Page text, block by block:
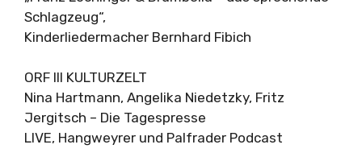
Schlagzeug“,
Kinderliedermacher Bernhard Fibich
ORF III KULTURZELT
Nina Hartmann, Angelika Niedetzky, Fritz
Jergitsch – Die Tagespresse
LIVE, Hangweyrer und Palfrader Podcast